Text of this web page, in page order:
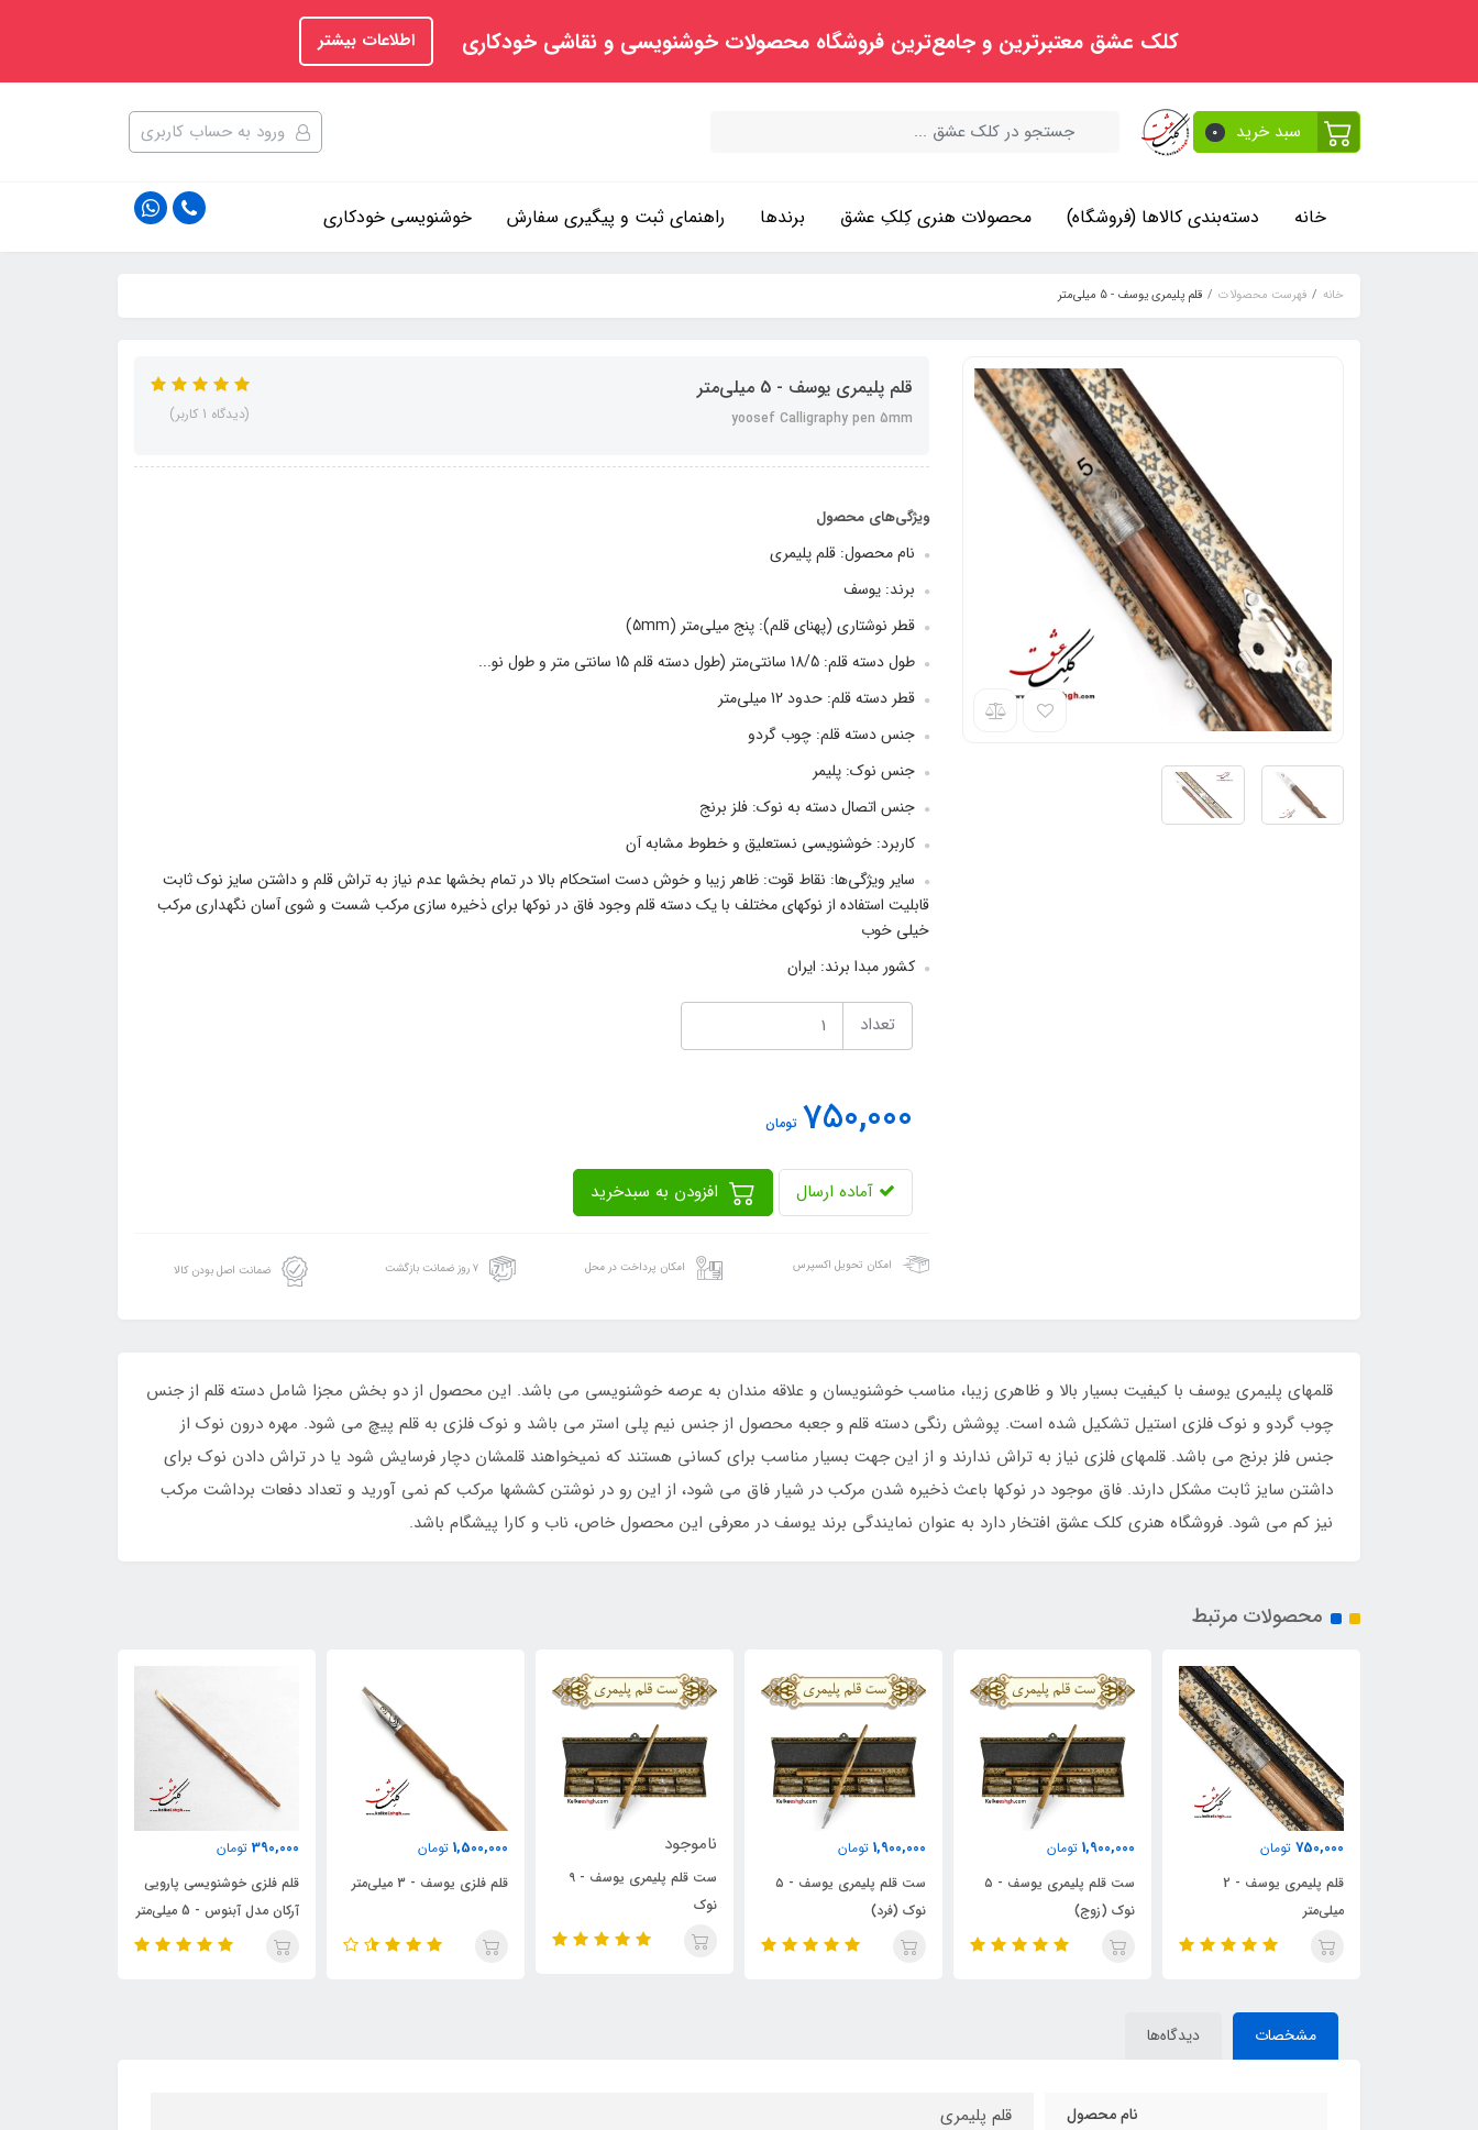
کلک عشق معتبرترین و جامع‌ترین فروشگاه محصولات خوشنویسی و نقاشی خودکاری اطلاعات بیشتر
سبد خرید 0 ورود به حساب کاربری
خانه دسته‌بندی کالاها (فروشگاه) محصولات هنری کِلکِ عشق برندها راهنمای ثبت و پیگیری سفارش خوشنویسی خودکاری
خانه فهرست محصولات قلم پلیمری یوسف - 5 میلی‌متر
قلم پلیمری یوسف - 5 میلی‌متر
yoosef Calligraphy pen 5mm (دیدگاه 1 کاربر)
ویژگی‌های محصول
نام محصول: قلم پلیمری
برند: یوسف
قطر نوشتاری (پهنای قلم): پنج میلی‌متر (5mm)
طول دسته قلم: 18/5 سانتی‌متر (طول دسته قلم 15 سانتی متر و طول نو...
قطر دسته قلم: حدود 12 میلی‌متر
جنس دسته قلم: چوب گردو
جنس نوک: پلیمر
جنس اتصال دسته به نوک: فلز برنج
کاربرد: خوشنویسی نستعلیق و خطوط مشابه آن
سایر ویژگی‌ها: نقاط قوت: ظاهر زیبا و خوش دست استحکام بالا در تمام بخشها عدم نیاز به تراش قلم و داشتن سایز نوک ثابت
قابلیت استفاده از نوکهای مختلف با یک دسته قلم وجود فاق در نوکها برای ذخیره سازی مرکب شست و شوی آسان نگهداری مرکب
خیلی خوب
کشور مبدا برند: ایران
تعداد
750,000 تومان
آماده ارسال
امکان تحویل اکسپرس امکان پرداخت در محل ۷ روز ضمانت بازگشت ضمانت اصل بودن کالا
قلمهای پلیمری یوسف با کیفیت بسیار بالا و ظاهری زیبا، مناسب خوشنویسان و علاقه مندان به عرصه خوشنویسی می باشد. این محصول از دو بخش مجزا شامل دسته قلم از جنس
چوب گردو و نوک فلزی استیل تشکیل شده است. پوشش رنگی دسته قلم و جعبه محصول از جنس نیم پلی استر می باشد و نوک فلزی به قلم پیچ می شود. مهره درون نوک از
جنس فلز برنج می باشد. قلمهای فلزی نیاز به تراش ندارند و از این جهت بسیار مناسب برای کسانی هستند که نمیخواهند قلمشان دچار فرسایش شود یا در تراش دادن نوک برای
داشتن سایز ثابت مشکل دارند. فاق موجود در نوکها باعث ذخیره شدن مرکب در شیار فاق می شود، از این رو در نوشتن کششها مرکب کم نمی آورید و تعداد دفعات برداشت مرکب
نیز کم می شود. فروشگاه هنری کلک عشق افتخار دارد به عنوان نمایندگی برند یوسف در معرفی این محصول خاص، ناب و کارا پیشگام باشد.
محصولات مرتبط
1,900,000
1,900,000
نوک (فرد)
ناموجود
قلم فلزی یوسف - 3 میلی‌متر
390,000
قلم فلزی خوشنویسی پارویی
ناموجود
قلم فلزی خوشنویسی پارویی
آرکان ۴ میلی‌متر
مشخصات دیدگاه‌ها
نام محصول قلم پلیمری